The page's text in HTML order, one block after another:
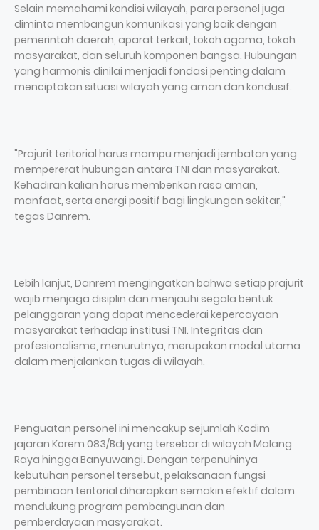
Selain memahami kondisi wilayah, para personel juga
diminta membangun komunikasi yang baik dengan
pemerintah daerah, aparat terkait, tokoh agama, tokoh
masyarakat, dan seluruh komponen bangsa. Hubungan
yang harmonis dinilai menjadi fondasi penting dalam
menciptakan situasi wilayah yang aman dan kondusif.
"Prajurit teritorial harus mampu menjadi jembatan yang
mempererat hubungan antara TNI dan masyarakat.
Kehadiran kalian harus memberikan rasa aman,
manfaat, serta energi positif bagi lingkungan sekitar,"
tegas Danrem.
Lebih lanjut, Danrem mengingatkan bahwa setiap prajurit
wajib menjaga disiplin dan menjauhi segala bentuk
pelanggaran yang dapat mencederai kepercayaan
masyarakat terhadap institusi TNI. Integritas dan
profesionalisme, menurutnya, merupakan modal utama
dalam menjalankan tugas di wilayah.
Penguatan personel ini mencakup sejumlah Kodim
jajaran Korem 083/Bdj yang tersebar di wilayah Malang
Raya hingga Banyuwangi. Dengan terpenuhinya
kebutuhan personel tersebut, pelaksanaan fungsi
pembinaan teritorial diharapkan semakin efektif dalam
mendukung program pembangunan dan
pemberdayaan masyarakat.